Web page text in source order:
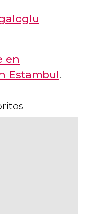
en
Estambul.